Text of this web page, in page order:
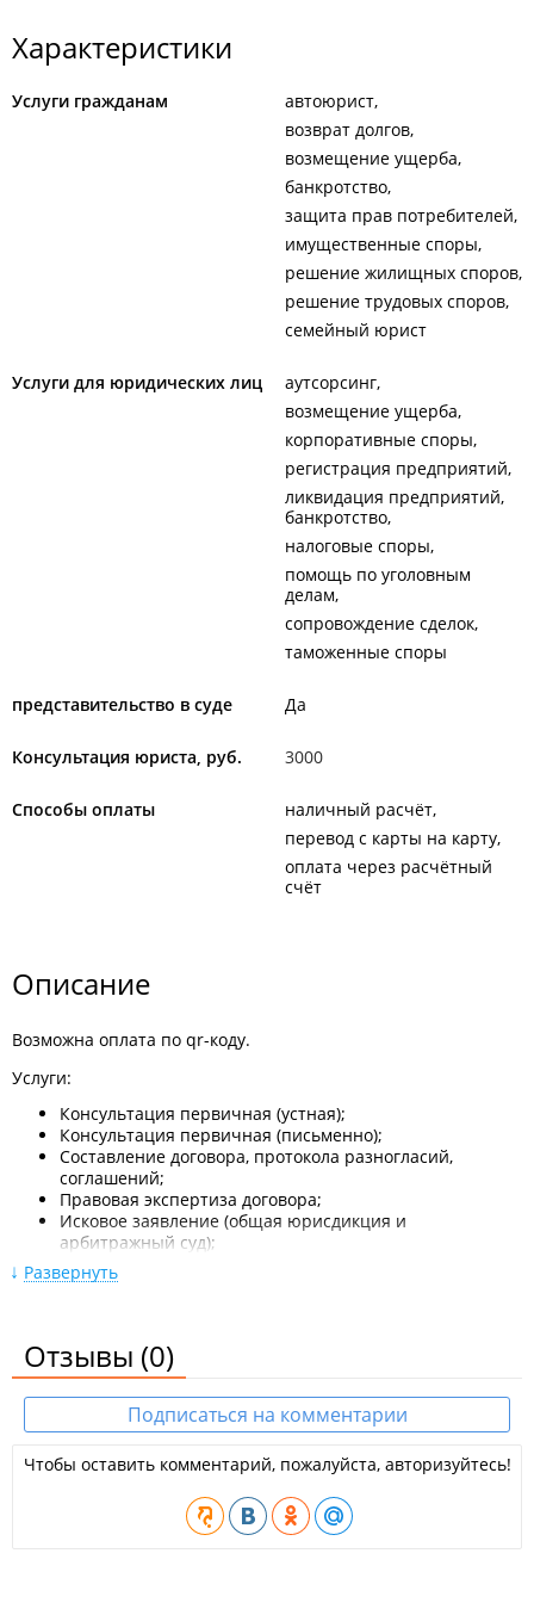
Характеристики
Услуги гражданам
автоюрист
возврат долгов
возмещение ущерба
банкротство
защита прав потребителей
имущественные споры
решение жилищных споров
решение трудовых споров
семейный юрист
Услуги для юридических лиц
аутсорсинг
возмещение ущерба
корпоративные споры
регистрация предприятий
ликвидация предприятий,
банкротство
налоговые споры
помощь по уголовным
делам
сопровождение сделок
таможенные споры
представительство в суде Да
Консультация юриста, руб. 3000
Способы оплаты
наличный расчёт
перевод с карты на карту
оплата через расчётный
счёт
Описание
Возможна оплата по qr-коду.
Услуги:
Консультация первичная (устная);
Консультация первичная (письменно);
Составление договора, протокола разногласий,
соглашений;
Правовая экспертиза договора;
Исковое заявление (общая юрисдикция и
арбитражный суд);
Подготовка обращения, жалобы, претензии;
Представительство в суде (общая юрисдикция и
Разовое участие в судебном процессе;
Юридическое сопровождение организации;
Регистрация ООО;
Ликвидация ООО;
Регистрация некоммерческой организации;
Участие в переговорах;
Сопровождение исполнительного производства;
Регистрация товарного знака;
Сопровождение сделок с недвижимостью;
Оформление прав на земельные участки, услуги
Развернуть
Отзывы (0)
Подписаться на комментарии
Чтобы оставить комментарий, пожалуйста, авторизуйтесь!